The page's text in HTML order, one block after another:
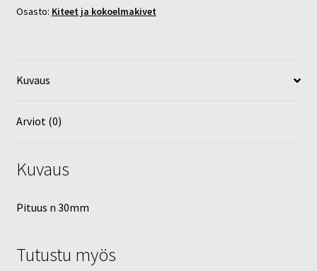
Osasto: Kiteet ja kokoelmakivet
Kuvaus
Arviot (0)
Kuvaus
Pituus n 30mm
Tutustu myös